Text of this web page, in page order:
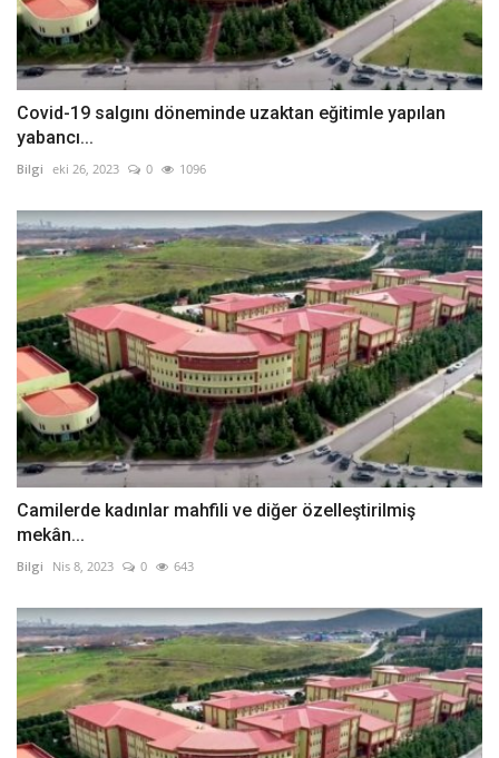
Covid-19 salgını döneminde uzaktan eğitimle yapılan
yabancı...
Bilgi eki 26, 2023 0 1096
Camilerde kadınlar mahfili ve diğer özelleştirilmiş
mekân...
Bilgi Nis 8, 2023 0 643